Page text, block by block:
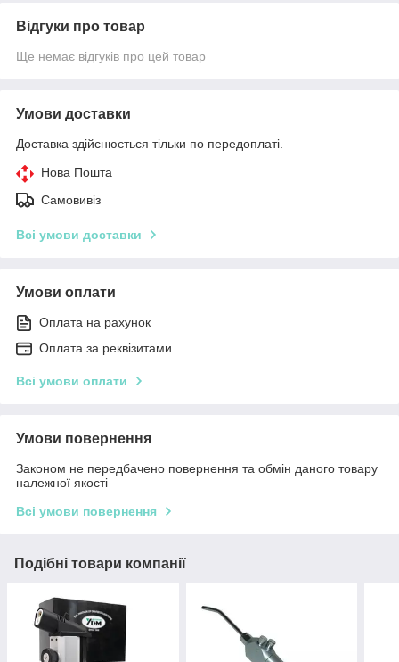
Відгуки про товар
Ще немає відгуків про цей товар
Умови доставки
Доставка здійснюється тільки по передоплаті.
Нова Пошта
Самовивіз
Всі умови доставки
Умови оплати
Оплата на рахунок
Оплата за реквізитами
Всі умови оплати
Умови повернення
Законом не передбачено повернення та обмін даного товару
належної якості
Всі умови повернення
Подібні товари компанії